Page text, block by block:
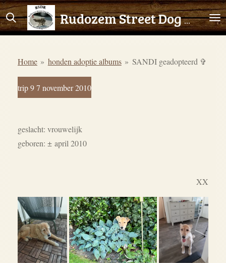
Ga
direct
hoofdinhoud
Rudozem Street Dog Rescue
Home » honden adoptie albums » SANDI geadopteerd ✞
trip 9 7 november 2010
geslacht: vrouwelijk
geboren: ± april 2010
XX